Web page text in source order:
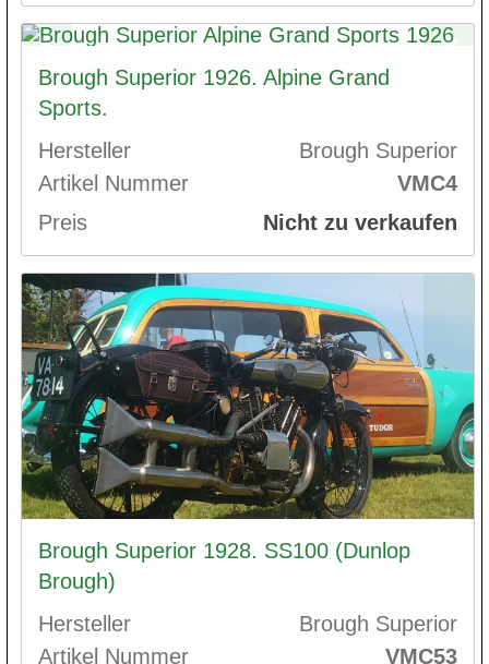
Brough Superior 1926. Alpine Grand
Sports.
Hersteller
Brough Superior
Artikel Nummer
VMC4
Preis
Nicht zu verkaufen
Brough Superior 1928. SS100 (Dunlop
Brough)
Hersteller
Brough Superior
Artikel Nummer
VMC53